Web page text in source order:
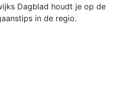
Dagblad houdt je op de
in de regio.